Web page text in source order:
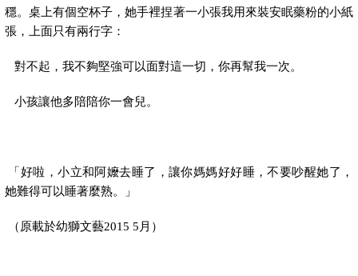
穩。桌上有個空杯子，她手裡捏著一小張我用來裝安眠藥粉的小紙
張，上面只有兩行字：
對不起，我不夠堅強可以面對這一切，你再幫我一次。
小孩讓他多陪陪你一會兒。
「好啦，小立和阿嬤去睡了，讓你媽媽好好睡，不要吵醒她了，
她難得可以睡著麼熟。」
（原載於幼獅文藝2015 5月）